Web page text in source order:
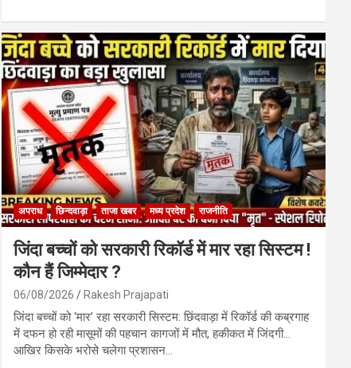
ce
b
o
o
k
at
s
A
p
p
ail ar
e
अपराध छिन्दवाड़ा ताजा खबर मध्य प्रदेश राजनीति
जिंदा बच्चों को सरकारी रिकॉर्ड में मार रहा सिस्टम !
कौन हैं जिम्मेदार ?
06/08/2026 Rakesh Prajapati
जिंदा बच्चों को ‘मार’ रहा सरकारी सिस्टम: छिंदवाड़ा में रिकॉर्ड की कब्रगाह
में दफन हो रही मासूमों की पहचान कागजों में मौत, हकीकत में जिंदगी…
आखिर किसके भरोसे चलेगा प्रशासन…